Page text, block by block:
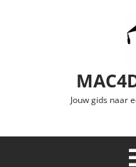
Jouw gids naar